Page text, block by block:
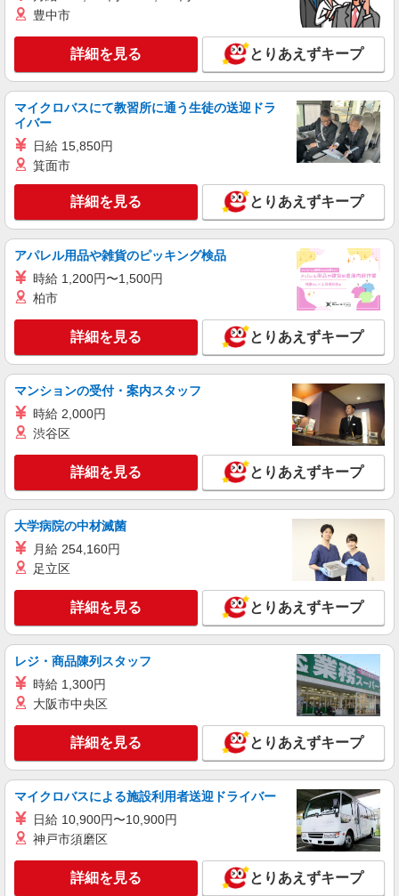
豊中市
詳細を見る とりあえずキープ
マイクロバスにて教習所に通う生徒の送迎ドラ
イバー
日給 15,850円
箕面市
詳細を見る とりあえずキープ
アパレル用品や雑貨のピッキング検品
時給 1,200円〜1,500円
柏市
詳細を見る とりあえずキープ
マンションの受付・案内スタッフ
時給 2,000円
渋谷区
詳細を見る とりあえずキープ
大学病院の中材滅菌
月給 254,160円
足立区
詳細を見る とりあえずキープ
レジ・商品陳列スタッフ
時給 1,300円
大阪市中央区
詳細を見る とりあえずキープ
マイクロバスによる施設利用者送迎ドライバー
日給 10,900円〜10,900円
神戸市須磨区
詳細を見る とりあえずキープ